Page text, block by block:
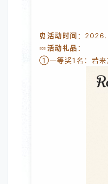
⏰活动时间 ：
🍬活动礼品 ：
①一等奖1名：若来